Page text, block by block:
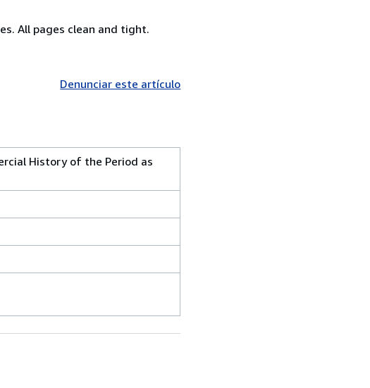
All pages clean and tight.
Denunciar este artículo
History of the Period as